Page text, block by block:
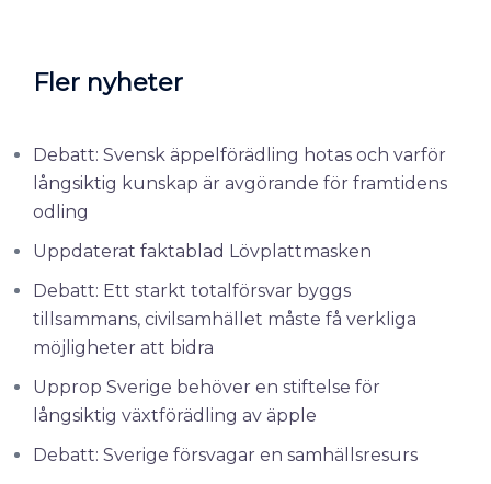
Fler nyheter
Debatt: Svensk äppelförädling hotas och varför
långsiktig kunskap är avgörande för framtidens
odling
Uppdaterat faktablad Lövplattmasken
Debatt: Ett starkt totalförsvar byggs
tillsammans, civilsamhället måste få verkliga
möjligheter att bidra
Upprop Sverige behöver en stiftelse för
långsiktig växtförädling av äpple
Debatt: Sverige försvagar en samhällsresurs